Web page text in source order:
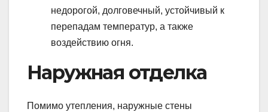
недорогой, долговечный, устойчивый к
перепадам температур, а также
воздействию огня.
Наружная отделка
Помимо утепления, наружные стены